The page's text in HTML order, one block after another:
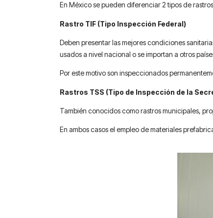
En México se pueden diferenciar 2 tipos de
Rastro TIF (Tipo Inspección Federal)
Deben presentar las mejores condiciones
usados a nivel nacional o se importan a otros
Por este motivo son inspeccionados
Rastros TSS (Tipo de Inspección de la
También conocidos como rastros municipales,
En ambos casos el empleo de materiales